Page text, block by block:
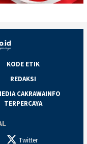
KODE ETIK
REDAKSI
CAKRAWAINFO
TERPERCAYA
Twitter